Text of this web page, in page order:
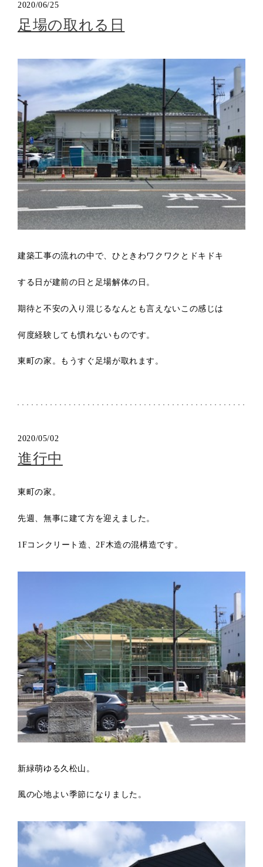
2020/06/25
足場の取れる日
建築工事の流れの中で、ひときわワクワクとドキドキ
する日が建前の日と足場解体の日。
期待と不安の入り混じるなんとも言えないこの感じは
何度経験しても慣れないものです。
東町の家。もうすぐ足場が取れます。
2020/05/02
進行中
東町の家。
先週、無事に建て方を迎えました。
1Fコンクリート造、2F木造の混構造です。
新緑萌ゆる久松山。
風の心地よい季節になりました。